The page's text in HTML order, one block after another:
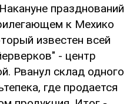
празднований
к Мехико
известен всей
- центр
Рванул склад одного
где продается